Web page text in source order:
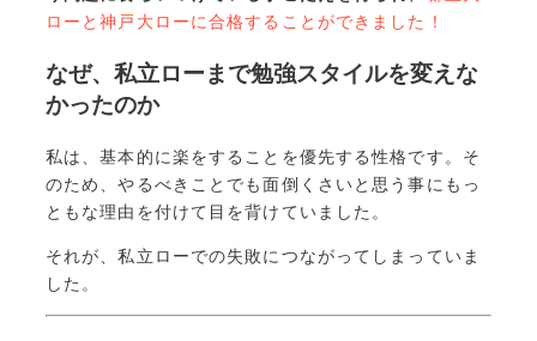
ローと神戸大ローに合格することができました！
なぜ、私立ローまで勉強スタイルを変えな
かったのか
私は、基本的に楽をすることを優先する性格です。そ
のため、やるべきことでも面倒くさいと思う事にもっ
ともな理由を付けて目を背けていました。
それが、私立ローでの失敗につながってしまっていま
した。